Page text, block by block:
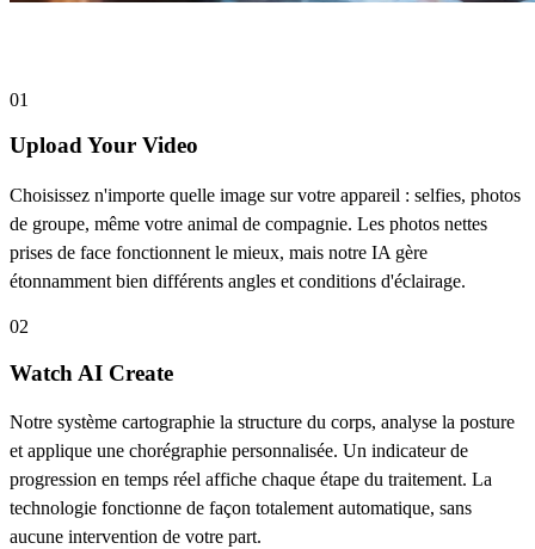
01
Upload Your Video
Choisissez n'importe quelle image sur votre appareil : selfies, photos
de groupe, même votre animal de compagnie. Les photos nettes
prises de face fonctionnent le mieux, mais notre IA gère
étonnamment bien différents angles et conditions d'éclairage.
02
Watch AI Create
Notre système cartographie la structure du corps, analyse la posture
et applique une chorégraphie personnalisée. Un indicateur de
progression en temps réel affiche chaque étape du traitement. La
technologie fonctionne de façon totalement automatique, sans
aucune intervention de votre part.